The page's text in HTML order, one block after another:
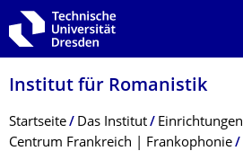
Zur Hauptnavigation springen
Zur Suche springen
Zum Inhalt springen
Institut für Romanistik
Breadcrumb-Menü
Startseite Das Institut
Einrichtungen
Centrum Frankreich | Frankophonie